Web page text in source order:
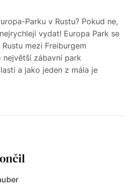
Parku v Rustu? Pokud ne,
vydat! Europa Park se
mezi Freiburgem
největší zábavní park
a jako jeden z mála je